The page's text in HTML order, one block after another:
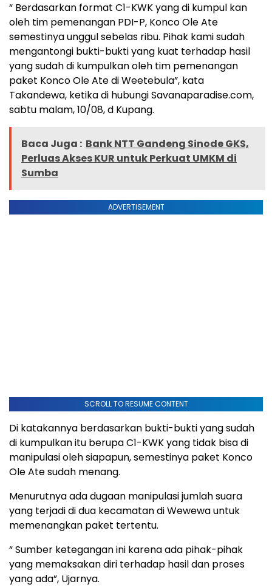
“ Berdasarkan format C1-KWK yang di kumpul kan
oleh tim pemenangan PDI-P, Konco Ole Ate
semestinya unggul sebelas ribu. Pihak kami sudah
mengantongi bukti-bukti yang kuat terhadap hasil
yang sudah di kumpulkan oleh tim pemenangan
paket Konco Ole Ate di Weetebula”, kata
Takandewa, ketika di hubungi Savanaparadise.com,
sabtu malam, 10/08, d Kupang.
Baca Juga : Bank NTT Gandeng Sinode GKS,
Perluas Akses KUR untuk Perkuat UMKM di
Sumba
ADVERTISEMENT
SCROLL TO RESUME CONTENT
Di katakannya berdasarkan bukti-bukti yang sudah
di kumpulkan itu berupa C1-KWK yang tidak bisa di
manipulasi oleh siapapun, semestinya paket Konco
Ole Ate sudah menang.
Menurutnya ada dugaan manipulasi jumlah suara
yang terjadi di dua kecamatan di Wewewa untuk
memenangkan paket tertentu.
“ Sumber ketegangan ini karena ada pihak-pihak
yang memaksakan diri terhadap hasil dan proses
yang ada”, Ujarnya.